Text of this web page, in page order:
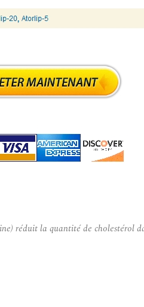
la quantité de cholestérol